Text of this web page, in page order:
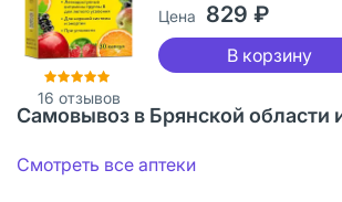
16 отзывов
Цена 829 ₽
В корзину
Самовывоз в Брянской области
Смотреть все аптеки